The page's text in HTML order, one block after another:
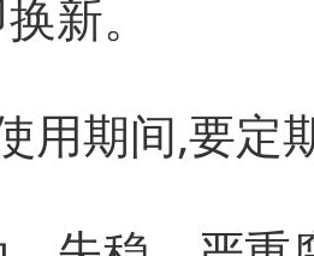
新。
期间,要定期